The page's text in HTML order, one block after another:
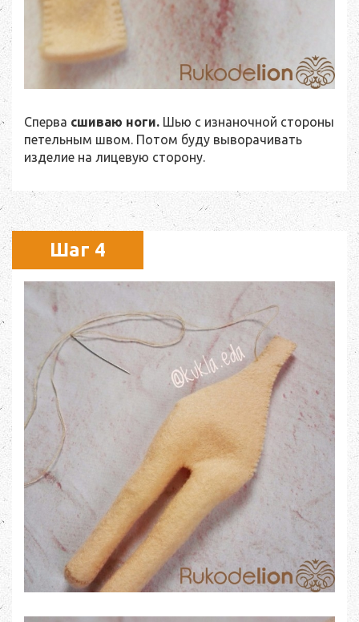
Сперва сшиваю ноги. Шью с изнаночной стороны
петельным швом. Потом буду выворачивать
изделие на лицевую сторону.
Шаг 4